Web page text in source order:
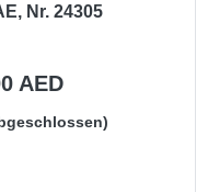
Nr. 24305
AED